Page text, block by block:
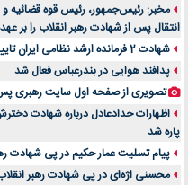
مخبر: رئیس‌جمهور، رئیس قوه ‌قضائیه
انتقال پس ‌از شهادت رهبر انقلاب را بر
شهادت 2 فرمانده ارشد نظامی ایران تایید شد
پدافند هوایی در بندرعباس فعال شد
تصویری از صفحه اول سایت رهبری
اظهارات حدادعادل درباره شهادت
پاره شد
پیام تسلیت عمار حکیم در پی شهادت
محسنی اژه‌ای در پی شهادت رهبر